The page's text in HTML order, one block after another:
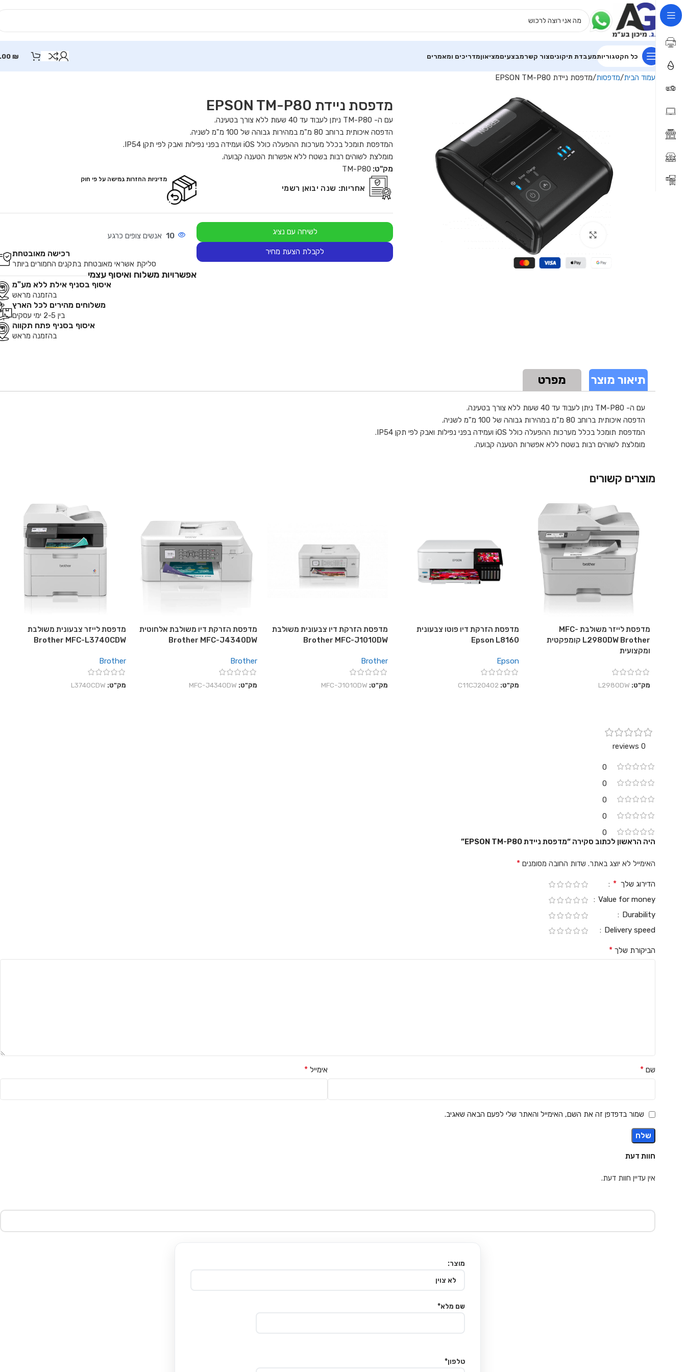
כל הקטגוריותמעבדת תיקוניםצור קשרמבצעיםמציאוןמדריכים ומאמרים ₪
עמוד הבית מדפסות מדפסת ניידת EPSON TM-P80
Click to enlarge
מדפסת ניידת EPSON TM-P80
עם ה- TM-P80 ניתן לעבוד עד 40 שעות ללא צורך בטעינה.
הדפסה איכותית ברוחב 80 מ"מ במהירות גבוהה של 100 מ"מ לשניה.
המדפסת תומכל בכלל מערכות ההפעלה כולל iOS ועמידה בפני נפילות ואבק לפי תקן IP54.
מומלצת לשוהים רבות בשטח ללא אפשרות הטענה קבועה.
מק"ט: TM-P80
אחריות: שנה יבואן רשמי
מדיניות החזרות גמישה על פי חוק
לשיחה עם נציג
לקבלת הצעת מחיר
10 אנשים צופים כרגע
רכישה מאובטחת
סליקת אשראי מאובטחת בתקנים החמורים ביותר
אפשרויות משלוח ואיסוף עצמי
איסוף בסניף אילת ללא מע"מ
בהזמנה מראש
משלוחים מהירים לכל הארץ
בין 2-5 ימי עסקים
איסוף בסניף פתח תקווה
בהזמנה מראש
תיאור מוצר מפרט
עם ה- TM-P80 ניתן לעבוד עד 40 שעות ללא צורך בטעינה.
הדפסה איכותית ברוחב 80 מ"מ במהירות גבוהה של 100 מ"מ לשניה.
המדפסת תומכל בכלל מערכות ההפעלה כולל iOS ועמידה בפני נפילות ואבק לפי תקן IP54.
מומלצת לשוהים רבות בשטח ללא אפשרות הטענה קבועה.
מוצרים קשורים
מדפסת לייזר משולבת MFC-
L2980DW Brother קומפקטית
ומקצועית
מק"ט: L2980DW
מדפסת הזרקת דיו פוטו צבעונית
Epson L8160
Epson
מק"ט: C11CJ20402
מדפסת הזרקת דיו צבעונית משולבת
Brother MFC-J1010DW
Brother
מק"ט: MFC-J1010DW
מדפסת הזרקת דיו משולבת אלחוטית
Brother MFC-J4340DW
Brother
מק"ט: ‎MFC-J4340DW
מדפסת לייזר צבעונית משולבת
Brother MFC-L3740CDW
Brother
מק"ט: L3740CDW
0 reviews
0
0
0
0
0
חוות דעת
אין עדיין חוות דעת.
היה הראשון לכתוב סקירה “מדפסת ניידת EPSON TM-P80”
האימייל לא יוצג באתר. שדות החובה מסומנים *
הדירוג שלך *
Value for money
Durability
Delivery speed
הביקורת שלך *
שם * אימייל *
שמור בדפדפן זה את השם, האימייל והאתר שלי לפעם הבאה שאגיב.
מוצר:
שם מלא*
טלפון*